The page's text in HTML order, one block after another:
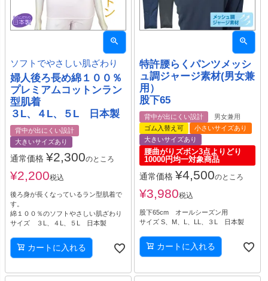
ソフトでやさしい肌ざわり
婦人後ろ長め綿１００％
プレミアムコットンラン
型肌着
３L、４L、５L 日本製
背中が出にくい設計
大きいサイズあり
通常価格 ¥2,300のところ
¥2,200税込
後ろ身が長くなっているラン型肌着で
す。
綿１００％のソフトやさしい肌ざわり
サイズ ３L、４L、５L 日本製
カートに入れる
特許腰らくパンツメッシ
ュ調ジャージ素材(男女兼
用）
股下65
背中が出にくい設計
男女兼用
ゴム入替え可
小さいサイズあり
大きいサイズあり
腰曲がりズボン3点よりどり
10000円均一対象商品
通常価格 ¥4,500のところ
¥3,980税込
股下65cm オールシーズン用
サイズ S、M、L、LL、３L 日本製
カートに入れる